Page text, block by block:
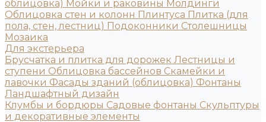
облицовка) Мойки и раковины Молдинги
Облицовка стен и колонн Плинтуса Плитка (для
пола, стен, лестниц) Подоконники Столешницы
Мозаика
Для экстерьера
Брусчатка и плитка для дорожек Лестницы и
ступени Облицовка бассейнов Скамейки и
лавочки Фасады зданий (облицовка) Фонтаны
Ландшафтный дизайн
Клумбы и бордюры Садовые фонтаны Скульптуры
и декоративные элементы